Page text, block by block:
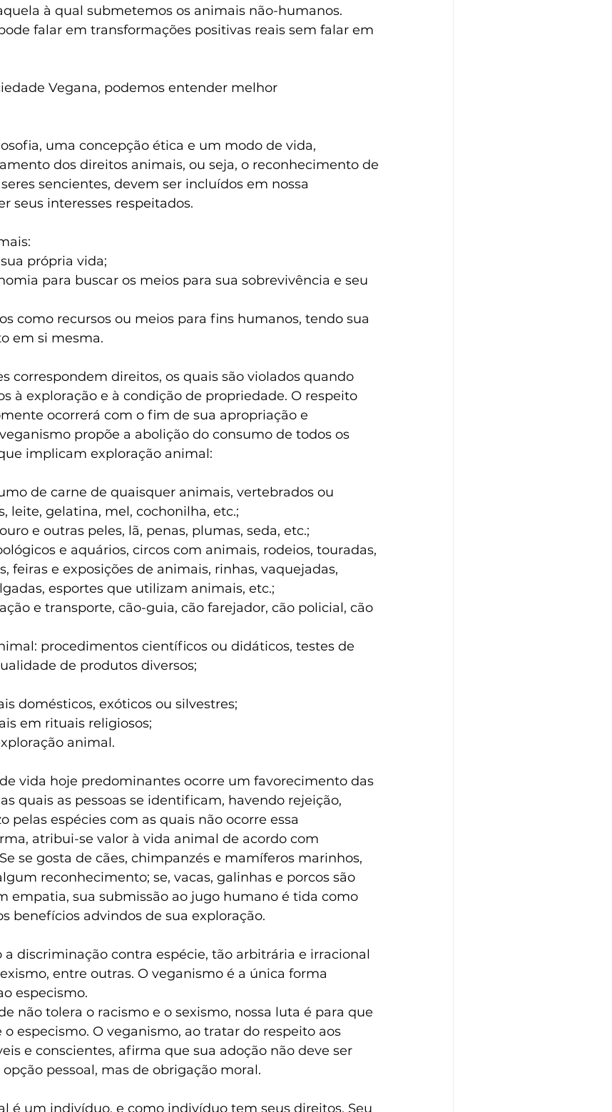
à qual submetemos os animais não-humanos.
falar em transformações positivas reais sem falar em
Vegana, podemos entender melhor
uma concepção ética e um modo de vida,
dos direitos animais, ou seja, o reconhecimento de
sencientes, devem ser incluídos em nossa
seus interesses respeitados.
própria vida;
para buscar os meios para sua sobrevivência e seu
como recursos ou meios para fins humanos, tendo sua
em si mesma.
correspondem direitos, os quais são violados quando
à exploração e à condição de propriedade. O respeito
ocorrerá com o fim de sua apropriação e
propõe a abolição do consumo de todos os
implicam exploração animal:
de carne de quaisquer animais, vertebrados ou
leite, gelatina, mel, cochonilha, etc.;
e outras peles, lã, penas, plumas, seda, etc.;
e aquários, circos com animais, rodeios, touradas,
feiras e exposições de animais, rinhas, vaquejadas,
esportes que utilizam animais, etc.;
e transporte, cão-guia, cão farejador, cão policial, cão
procedimentos científicos ou didáticos, testes de
de produtos diversos;
domésticos, exóticos ou silvestres;
em rituais religiosos;
animal.
vida hoje predominantes ocorre um favorecimento das
quais as pessoas se identificam, havendo rejeição,
pelas espécies com as quais não ocorre essa
atribui-se valor à vida animal de acordo com
se gosta de cães, chimpanzés e mamíferos marinhos,
reconhecimento; se, vacas, galinhas e porcos são
empatia, sua submissão ao jugo humano é tida como
benefícios advindos de sua exploração.
a discriminação contra espécie, tão arbitrária e irracional
entre outras. O veganismo é a única forma
especismo.
não tolera o racismo e o sexismo, nossa luta é para que
especismo. O veganismo, ao tratar do respeito aos
e conscientes, afirma que sua adoção não deve ser
pessoal, mas de obrigação moral.
é um indivíduo, e como indivíduo tem seus direitos. Seu